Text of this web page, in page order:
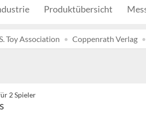
Produktübersicht
Toy Association Coppenrath Verlag
2 Spieler